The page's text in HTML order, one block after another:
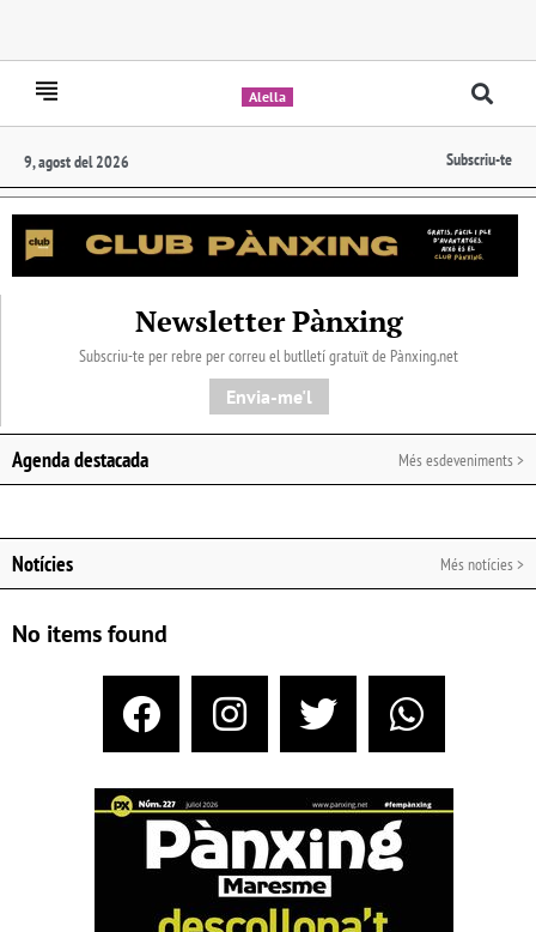
Alella
9, agost del 2026 Subscriu-te
Newsletter Pànxing
Subscriu-te per rebre per correu el butlletí gratuït de Pànxing.net​
Envia-me'l
Agenda destacada Més esdeveniments >
Notícies Més notícies >
No items found